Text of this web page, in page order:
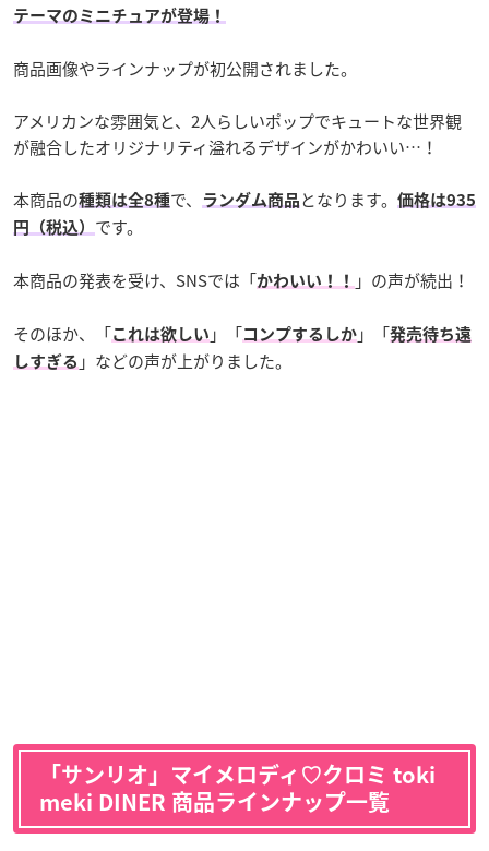
テーマのミニチュアが登場！
商品画像やラインナップが初公開されました。
アメリカンな雰囲気と、2人らしいポップでキュートな世界観
が融合したオリジナリティ溢れるデザインがかわいい…！
本商品の種類は全8種で、 ランダム商品 となります。 価格は935
円（税込） です。
本商品の発表を受け、SNSでは「かわいい！！ 」の声が続出！
そのほか、「これは欲しい 」「コンプするしか 」「発売待ち遠
しすぎる 」などの声が上がりました。
「サンリオ」マイメロディ♡クロミ toki
meki DINER 商品ラインナップ一覧